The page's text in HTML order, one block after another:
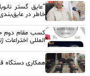
“عایق گستر
خاطر در
کسب مقام دوم
المللی
همکاری دستگاه